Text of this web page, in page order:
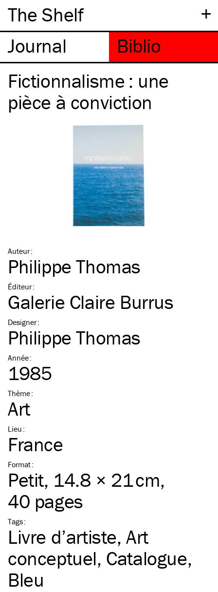
+
The Shelf
Fictionnalisme : une
pièce à conviction
Auteur:
Philippe Thomas
Éditeur:
Galerie Claire Burrus
Designer:
Philippe Thomas
Année:
1985
Thème:
Art
Lieu :
France
Format:
Petit, 14.8 × 21 cm,
40 pages
Tags:
Livre d’artiste Art
conceptuel Catalogue
Bleu